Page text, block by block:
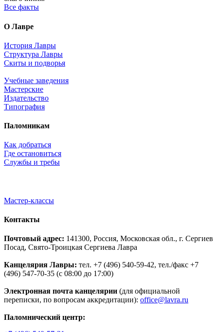
Все факты
О Лавре
История Лавры
Структура Лавры
Скиты и подворья
Учебные заведения
Мастерские
Издательство
Типография
Паломникам
Как добраться
Где остановиться
Службы и требы
Мастер-классы
Контакты
Почтовый адрес: 141300, Россия, Московская обл., г. Сергиев
Посад, Свято-Троицкая Сергиева Лавра
Канцелярия Лавры: тел. +7 (496) 540-59-42, тел./факс +7
(496) 547-70-35 (с 08:00 до 17:00)
Электронная почта канцелярии (для официальной
переписки, по вопросам аккредитации): office@lavra.ru
Паломнический центр: